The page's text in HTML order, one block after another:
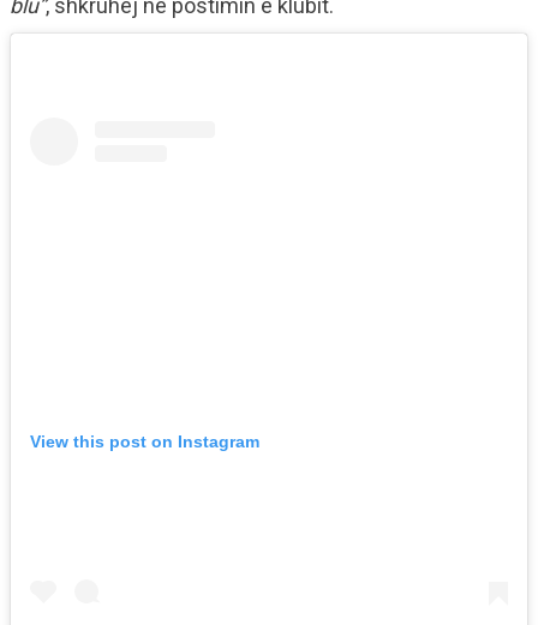
blu”, shkruhej në postimin e klubit.
View this post on Instagram